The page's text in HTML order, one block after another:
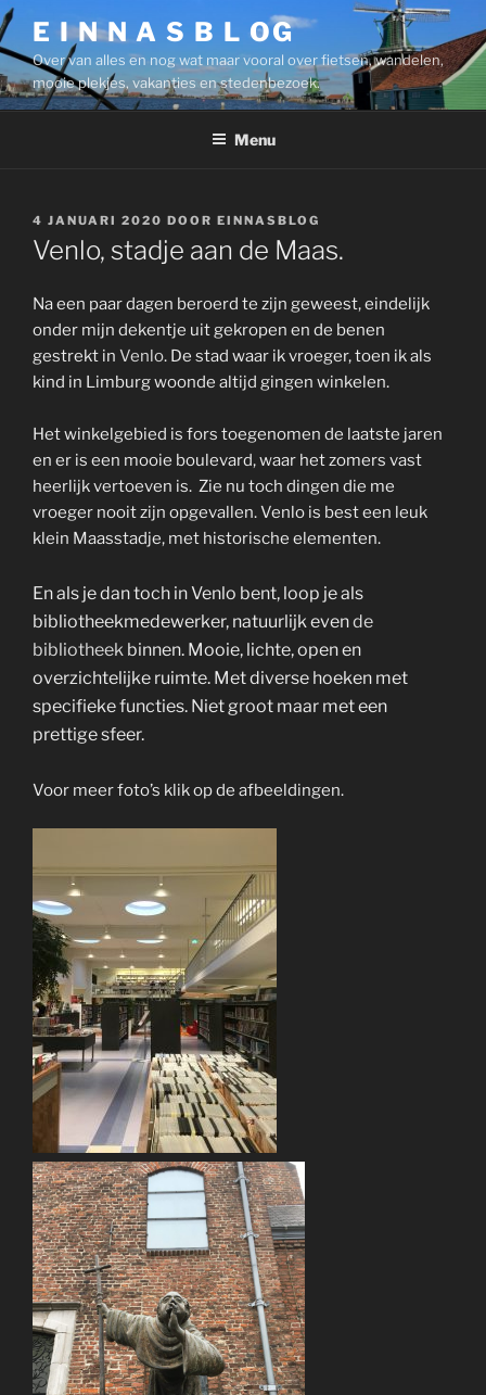
Ga
naar
de
inhoud
E I N N A S B L OG
Over van alles en nog wat maar vooral over fietsen, wandelen,
mooie plekjes, vakanties en stedenbezoek.
Menu
GEPLAATST
OP
4 JANUARI 2020 DOOR EINNASBLOG
Venlo, stadje aan de Maas.
Na een paar dagen beroerd te zijn geweest, eindelijk
onder mijn dekentje uit gekropen en de benen
gestrekt in Venlo. De stad waar ik vroeger, toen ik als
kind in Limburg woonde altijd gingen winkelen.
Het winkelgebied is fors toegenomen de laatste jaren
en er is een mooie boulevard, waar het zomers vast
heerlijk vertoeven is. Zie nu toch dingen die me
vroeger nooit zijn opgevallen. Venlo is best een leuk
klein Maasstadje, met historische elementen.
En als je dan toch in Venlo bent, loop je als
bibliotheekmedewerker, natuurlijk evende
bibliotheek binnen. Mooie, lichte, open en
overzichtelijke ruimte. Met diverse hoeken met
specifieke functies. Niet groot maar met een
prettige sfeer.
Voor meer foto’s klik op de afbeeldingen.